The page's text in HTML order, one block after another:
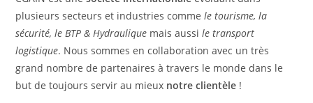
plusieurs secteurs et industries commele tourisme, la
sécurité, le BTP & Hydraulique mais aussile transport
logistique. Nous sommes en collaboration avec un très
grand nombre de partenaires à travers le monde dans le
but de toujours servir au mieux notre clientèle !